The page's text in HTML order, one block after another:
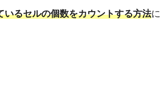
るセルの個数をカウントする方法に